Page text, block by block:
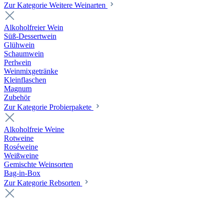
Zur Kategorie Weitere Weinarten
Alkoholfreier Wein
Süß-Dessertwein
Glühwein
Schaumwein
Perlwein
Weinmixgetränke
Kleinflaschen
Magnum
Zubehör
Zur Kategorie Probierpakete
Alkoholfreie Weine
Rotweine
Roséweine
Weißweine
Gemischte Weinsorten
Bag-in-Box
Zur Kategorie Rebsorten